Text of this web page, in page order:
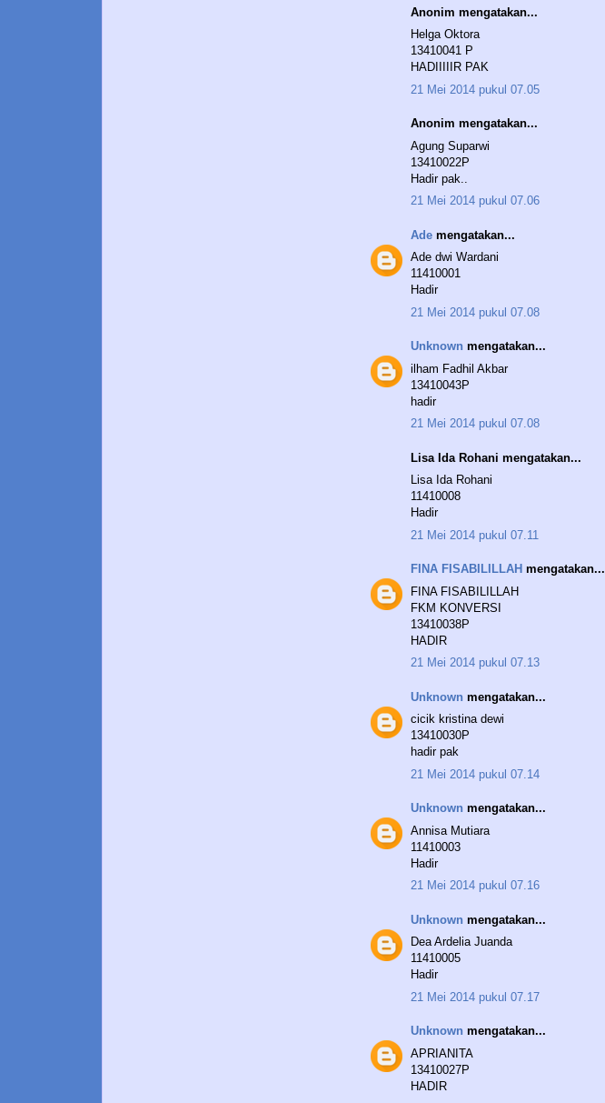
Anonim mengatakan...
Helga Oktora
13410041 P
HADIIIIIR PAK
21 Mei 2014 pukul 07.05
Anonim mengatakan...
Agung Suparwi
13410022P
Hadir pak..
21 Mei 2014 pukul 07.06
Ade mengatakan...
Ade dwi Wardani
11410001
Hadir
21 Mei 2014 pukul 07.08
Unknown mengatakan...
ilham Fadhil Akbar
13410043P
hadir
21 Mei 2014 pukul 07.08
Lisa Ida Rohani mengatakan...
Lisa Ida Rohani
11410008
Hadir
21 Mei 2014 pukul 07.11
FINA FISABILILLAH mengatakan...
FINA FISABILILLAH
FKM KONVERSI
13410038P
HADIR
21 Mei 2014 pukul 07.13
Unknown mengatakan...
cicik kristina dewi
13410030P
hadir pak
21 Mei 2014 pukul 07.14
Unknown mengatakan...
Annisa Mutiara
11410003
Hadir
21 Mei 2014 pukul 07.16
Unknown mengatakan...
Dea Ardelia Juanda
11410005
Hadir
21 Mei 2014 pukul 07.17
Unknown mengatakan...
APRIANITA
13410027P
HADIR